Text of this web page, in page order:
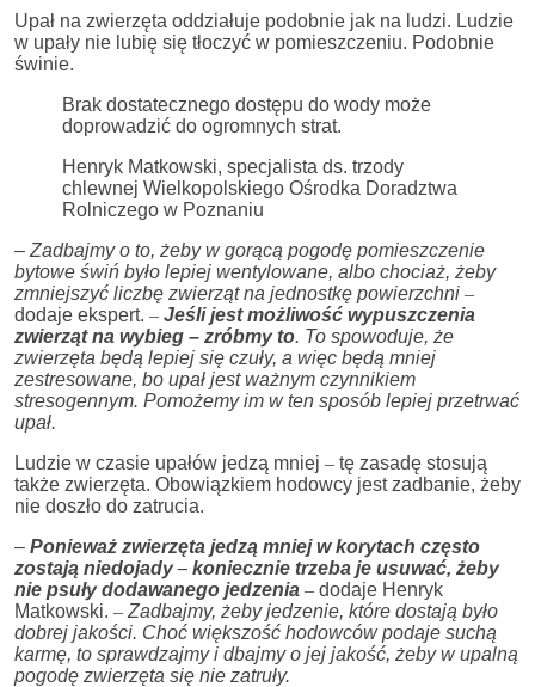
Upał na zwierzęta oddziałuje podobnie jak na ludzi. Ludzie
w upały nie lubię się tłoczyć w pomieszczeniu. Podobnie
świnie.
Brak dostatecznego dostępu do wody może
doprowadzić do ogromnych strat.
Henryk Matkowski, specjalista ds. trzody
chlewnej Wielkopolskiego Ośrodka Doradztwa
Rolniczego w Poznaniu
– Zadbajmy o to, żeby w gorącą pogodę pomieszczenie
bytowe świń było lepiej wentylowane, albo chociaż, żeby
zmniejszyć liczbę zwierząt na jednostkę powierzchni –
dodaje ekspert. – Jeśli jest możliwość wypuszczenia
zwierząt na wybieg – zróbmy to. To spowoduje, że
zwierzęta będą lepiej się czuły, a więc będą mniej
zestresowane, bo upał jest ważnym czynnikiem
stresogennym. Pomożemy im w ten sposób lepiej przetrwać
upał.
Ludzie w czasie upałów jedzą mniej – tę zasadę stosują
także zwierzęta. Obowiązkiem hodowcy jest zadbanie, żeby
nie doszło do zatrucia.
– Ponieważ zwierzęta jedzą mniej w korytach często
zostają niedojady– koniecznie trzeba je usuwać, żeby
nie psuły dodawanego jedzenia – dodaje Henryk
Matkowski. – Zadbajmy, żeby jedzenie, które dostają było
dobrej jakości. Choć większość hodowców podaje suchą
karmę, to sprawdzajmy i dbajmy o jej jakość, żeby w upalną
pogodę zwierzęta się nie zatruły.